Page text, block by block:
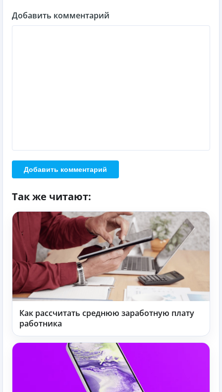
Добавить комментарий
Добавить комментарий
Так же читают:
Как рассчитать среднюю заработную плату
работника